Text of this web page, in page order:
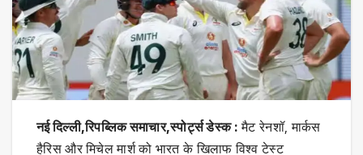
नई दिल्‍ली,रिपब्लिक समाचार,स्‍पोर्ट्स डेस्‍क : मैट रेनशॉ, मार्कस
हैरिस और मिचेल मार्श को भारत के खिलाफ विश्‍व टेस्‍ट